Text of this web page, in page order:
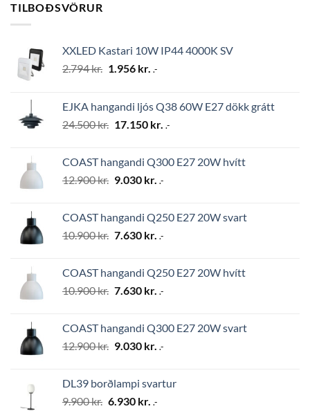
TILBOÐSVÖRUR
XXLED Kastari 10W IP44 4000K SV
2.794kr. Original
2.794 kr..
1.956 kr. Current
1.956 kr..
.-
EJKA hangandi ljós Q38 60W E27 dökk grátt
24.500kr. Original
24.500 kr..
17.150 kr. Current
17.150 kr..
.-
COAST hangandi Q300 E27 20W hvítt
12.900kr. Original
12.900 kr..
9.030 kr. Current
9.030 kr..
.-
COAST hangandi Q250 E27 20W svart
10.900kr. Original
10.900 kr..
7.630 kr. Current
7.630 kr..
.-
COAST hangandi Q250 E27 20W hvítt
10.900kr. Original
10.900 kr..
7.630 kr. Current
7.630 kr..
.-
COAST hangandi Q300 E27 20W svart
12.900kr. Original
12.900 kr..
9.030 kr. Current
9.030 kr..
.-
DL39 borðlampi svartur
9.900kr. Original
6.930 kr. Current
.-